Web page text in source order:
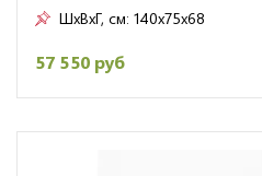
ШxВxГ, см: 140x75x68
57 550 руб